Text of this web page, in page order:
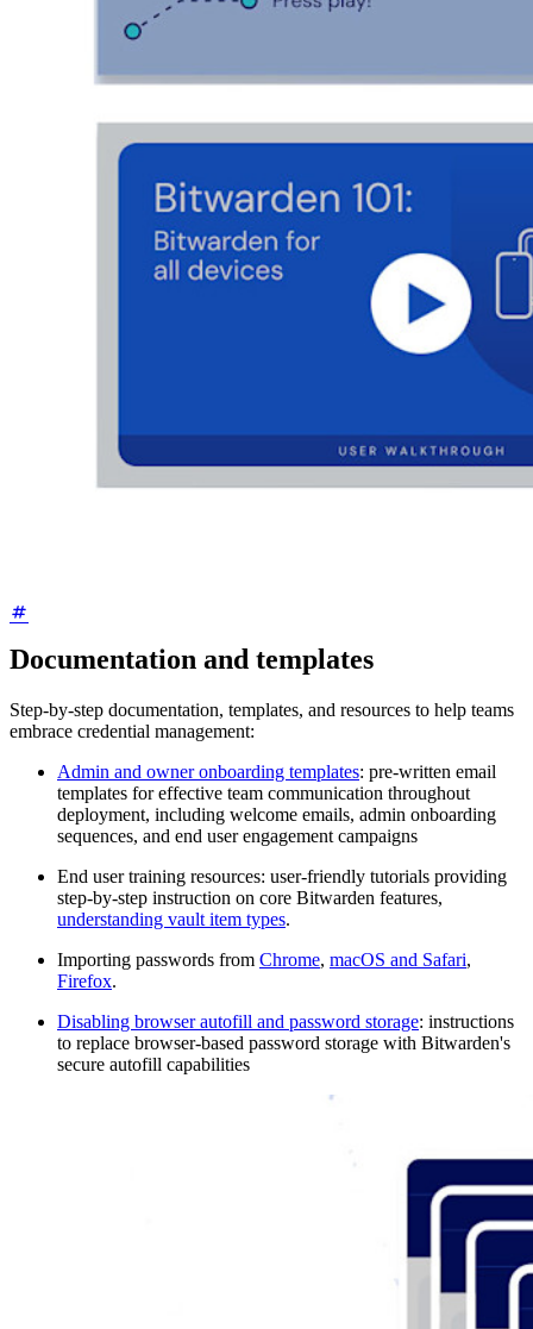
Documentation and templates
Step-by-step documentation, templates, and resources to help teams
embrace credential management:
Admin and owner onboarding templates: pre-written email
templates for effective team communication throughout
deployment, including welcome emails, admin onboarding
sequences, and end user engagement campaigns
End user training resources: user-friendly tutorials providing
step-by-step instruction on core Bitwarden features,
understanding vault item types.
Importing passwords from Chrome, macOS and Safari,
Firefox.
Disabling browser autofill and password storage: instructions
to replace browser-based password storage with Bitwarden's
secure autofill capabilities